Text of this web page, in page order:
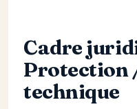
Cadre
Protection
technique